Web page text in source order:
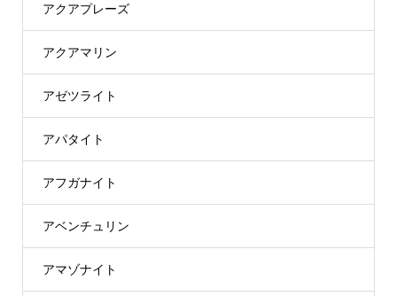
アクアプレーズ
アクアマリン
アゼツライト
アパタイト
アフガナイト
アベンチュリン
アマゾナイト